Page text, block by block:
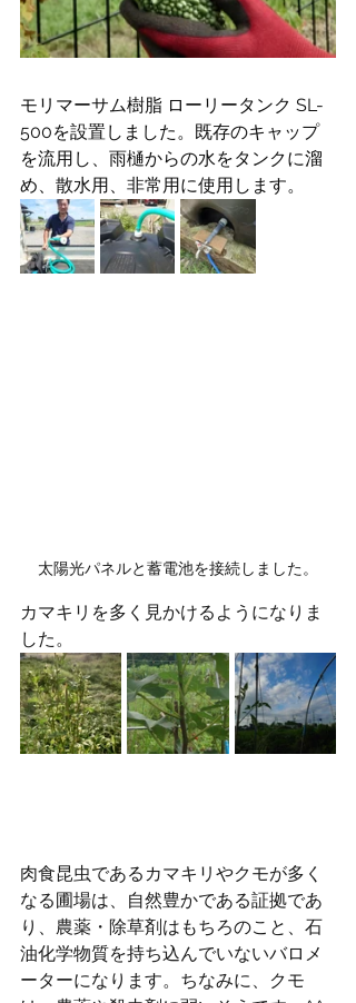
モリマーサム樹脂 ローリータンク SL-
500を設置しました。既存のキャップ
を流用し、雨樋からの水をタンクに溜
め、散水用、非常用に使用します。
太陽光パネルと蓄電池を接続しました。
カマキリを多く見かけるようになりま
した。
肉食昆虫であるカマキリやクモが多く
なる圃場は、自然豊かである証拠であ
り、農薬・除草剤はもちろのこと、石
油化学物質を持ち込んでいないバロメ
ーターになります。ちなみに、クモ